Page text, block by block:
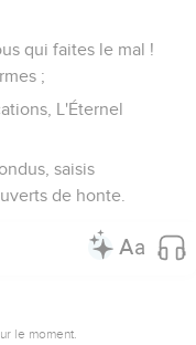
qui faites le mal !
;
L'Éternel
saisis
de honte.
le moment.